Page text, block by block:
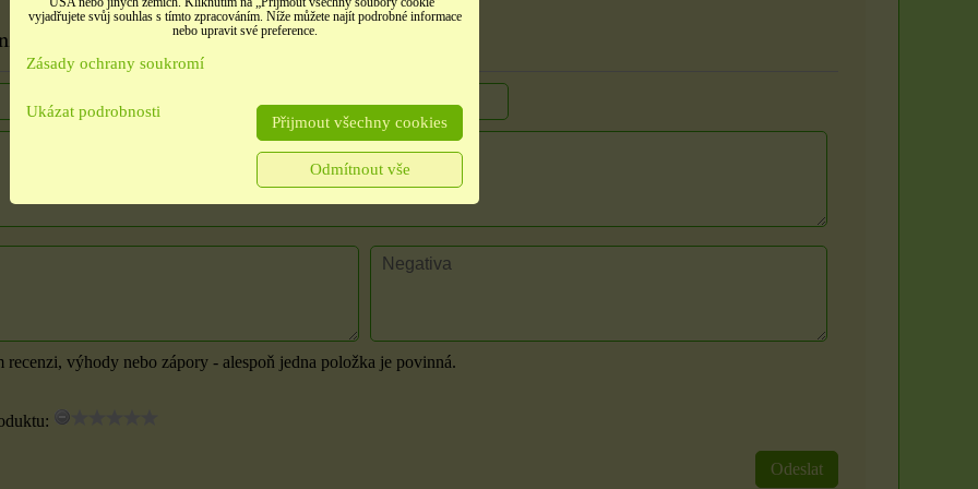
recenzi, výhody nebo zápory - alespoň jedna položka je povinná.
Odeslat
Samolepky třpitivé
zlaté písmena
archy
Samolepky srdíčka
načatá
barevné srdíčka, 1 arch
svíček: Zlatý klíč k
hojnosti
vyjadřujete svůj souhlas s tímto zpracováním. Níže můžete najít podrobné informace
nebo upravit své preference.
Zásady ochrany soukromí
Ukázat podrobnosti
Přijmout všechny cookies
Odmítnout vše